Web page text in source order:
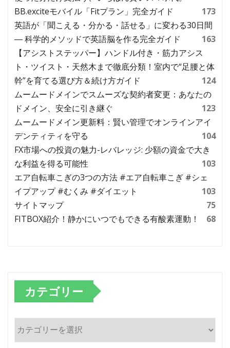
BB.exciteモバイル「Fitプラン」完全ガイド
173
英語が「聞こえる・分かる・話せる」に変わる30日間
― 科学的メソッドで英語脳を作る完全ガイド
163
【アシストステッパー】ハンドル付き・筋力アシス
ト・ツイスト・天然木まで徹底分類！室内で“足腰と体
幹”を育てる選び方＆続け方ガイド
124
ムームードメインでスムーズな契約者変更：あなたの
ドメイン、安全に引き継ぐ
123
ムームードメイン更新料：賢い管理でオンラインアイ
デンティティを守る
104
FX市場への投資の魅力-レバレッジ: 少額の資金で大き
な利益を得る可能性
103
エア自転車こぎの3つの方法 #エア自転車こぎ #シェ
イプアップ #むくみ #ダイエット
103
サイトマップ
75
FITBOX紹介！静かにいつでもできる有酸素運動！
68
カテゴリー
カ